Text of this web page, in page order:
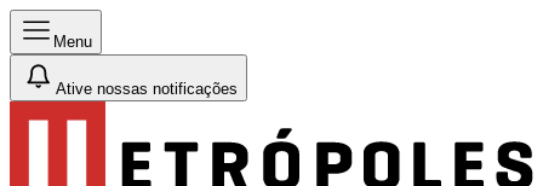
Menu
Ative nossas notificações